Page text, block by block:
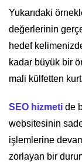
Yukarıdaki
değerlerinin
hedef
kadar büyük bir
mali külfetten
SEO hizmeti de
websitesinin
işlemlerine
zorlayan bir